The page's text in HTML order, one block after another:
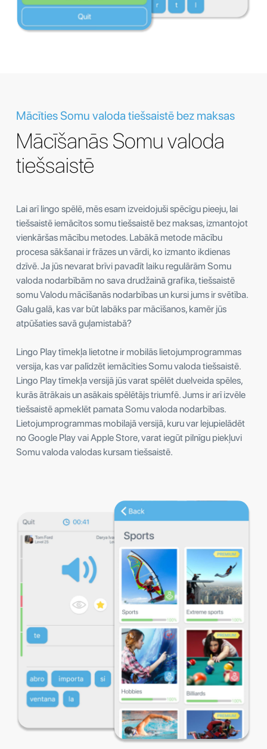
Mācīties Somu valoda tiešsaistē bez maksas
Mācīšanās Somu valoda
tiešsaistē
Lai arī lingo spēlē, mēs esam izveidojuši spēcīgu pieeju, lai
tiešsaistē iemācītos somu tiešsaistē bez maksas, izmantojot
vienkāršas mācību metodes. Labākā metode mācību
procesa sākšanai ir frāzes un vārdi, ko izmanto ikdienas
dzīvē. Ja jūs nevarat brīvi pavadīt laiku regulārām Somu
valoda nodarbībām no sava drudžainā grafika, tiešsaistē
somu Valodu mācīšanās nodarbības un kursi jums ir svētība.
Galu galā, kas var būt labāks par mācīšanos, kamēr jūs
atpūšaties savā guļamistabā?
Lingo Play tīmekļa lietotne ir mobilās lietojumprogrammas
versija, kas var palīdzēt iemācīties Somu valoda tiešsaistē.
Lingo Play tīmekļa versijā jūs varat spēlēt duelveida spēles,
kurās ātrākais un asākais spēlētājs triumfē. Jums ir arī izvēle
tiešsaistē apmeklēt pamata Somu valoda nodarbības.
Lietojumprogrammas mobilajā versijā, kuru var lejupielādēt
no Google Play vai Apple Store, varat iegūt pilnīgu piekļuvi
Somu valoda valodas kursam tiešsaistē.